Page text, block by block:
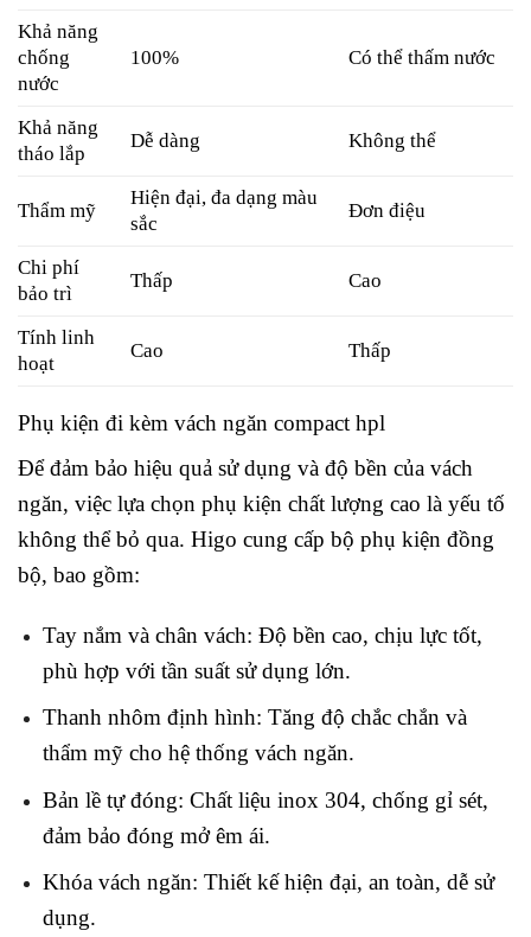
Khả năng
chống
nước
100% Có thể thấm nước
Khả năng
tháo lắp
Dễ dàng Không thể
Thẩm mỹ
Hiện đại, đa dạng màu
sắc
Đơn điệu
Chi phí
bảo trì
Thấp Cao
Tính linh
hoạt
Cao Thấp
Phụ kiện đi kèm vách ngăn compact hpl
Để đảm bảo hiệu quả sử dụng và độ bền của vách
ngăn, việc lựa chọn phụ kiện chất lượng cao là yếu tố
không thể bỏ qua. Higo cung cấp bộ phụ kiện đồng
bộ, bao gồm:
Tay nắm và chân vách: Độ bền cao, chịu lực tốt,
phù hợp với tần suất sử dụng lớn.
Thanh nhôm định hình: Tăng độ chắc chắn và
thẩm mỹ cho hệ thống vách ngăn.
Bản lề tự đóng: Chất liệu inox 304, chống gỉ sét,
đảm bảo đóng mở êm ái.
Khóa vách ngăn: Thiết kế hiện đại, an toàn, dễ sử
dụng.